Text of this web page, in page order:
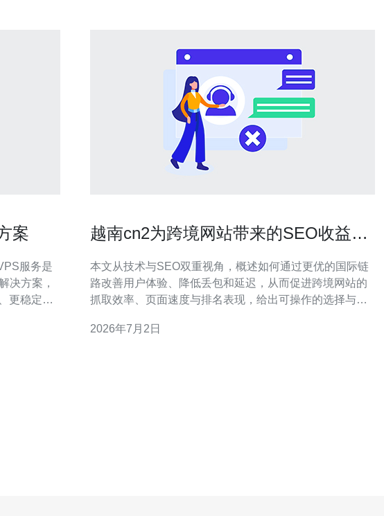
案
决方案，
更稳定的
越南cn2为跨境网站带来的SEO收益及
本文从技术与SEO双重视角，概述如何通过更优的国际链
路改善用户体验、降低丢包和延迟，从而促进跨境网站的
抓取效率、页面速度与排名表现，给出可操作的选择与验
现？ 选择链路并不是单纯的“快”或“不快”，而是关系到稳定
2026年7月2日